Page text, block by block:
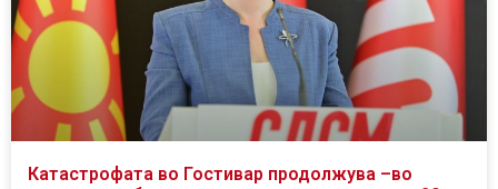
Катастрофата во Гостивар продолжува –во